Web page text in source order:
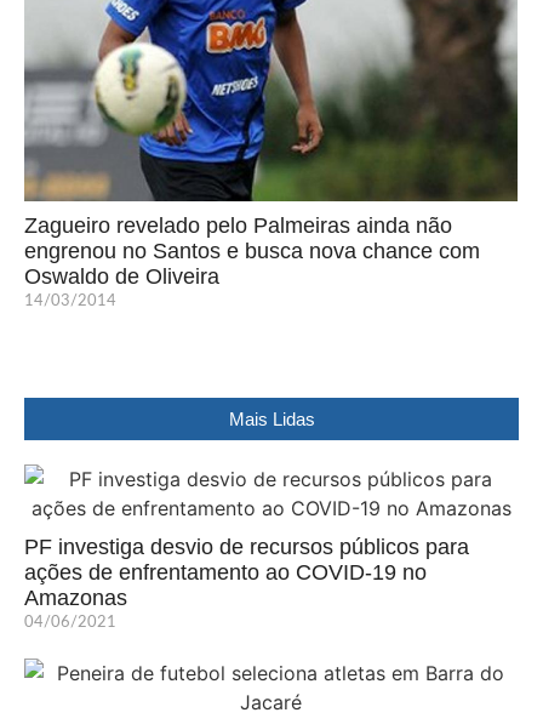
Zagueiro revelado pelo Palmeiras ainda não
engrenou no Santos e busca nova chance com
Oswaldo de Oliveira
14/03/2014
Mais Lidas
PF investiga desvio de recursos públicos para
ações de enfrentamento ao COVID-19 no
Amazonas
04/06/2021